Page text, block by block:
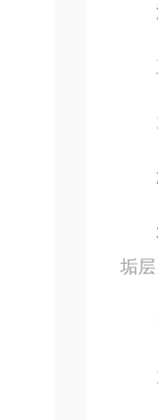
泥
三
1
2
3
垢
1